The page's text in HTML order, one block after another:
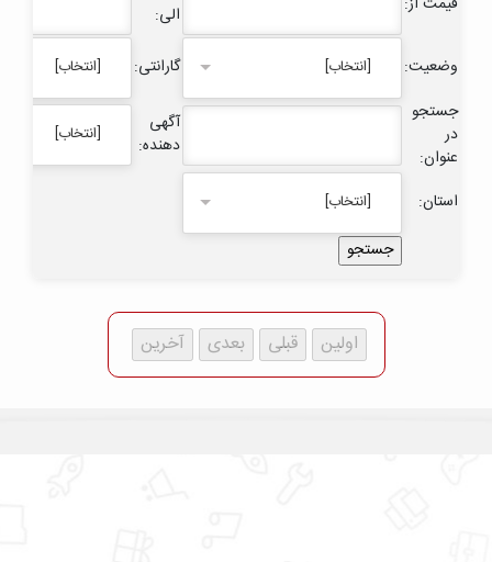
الی:
وضعیت:
[انتخاب] گارانتی: [انتخاب]
جستجو
در
عنوان:
آگهی
دهنده:
[انتخاب]
استان: [انتخاب]